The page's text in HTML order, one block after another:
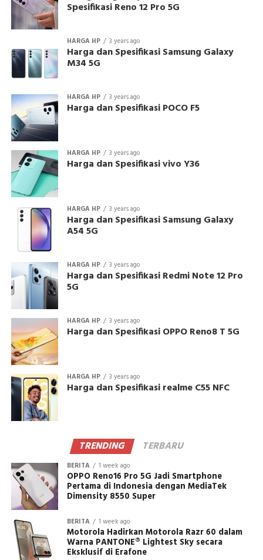
Spesifikasi Reno 12 Pro 5G
HARGA HP 3 years ago
Harga dan Spesifikasi Samsung Galaxy
M34 5G
HARGA HP 3 years ago
Harga dan Spesifikasi POCO F5
HARGA HP 3 years ago
Harga dan Spesifikasi vivo Y36
HARGA HP 3 years ago
Harga dan Spesifikasi Samsung Galaxy
A54 5G
HARGA HP 3 years ago
Harga dan Spesifikasi Redmi Note 12 Pro
5G
HARGA HP 3 years ago
Harga dan Spesifikasi OPPO Reno8 T 5G
HARGA HP 3 years ago
Harga dan Spesifikasi realme C55 NFC
TRENDING TERBARU
BERITA 1 week ago
OPPO Reno16 Pro 5G Jadi Smartphone
Pertama di Indonesia dengan MediaTek
Dimensity 8550 Super
BERITA 1 week ago
Motorola Hadirkan Motorola Razr 60 dalam
Warna PANTONE® Lightest Sky secara
Eksklusif di Erafone